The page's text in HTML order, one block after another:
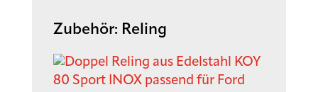
Zubehör: Reling